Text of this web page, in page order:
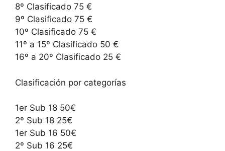
8º Clasificado 75 €
9º Clasificado 75 €
10º Clasificado 75 €
11º a 15º Clasificado 50 €
16º a 20º Clasificado 25 €
Clasificación por categorías
1er Sub 18 50€
2º Sub 18 25€
1er Sub 16 50€
2º Sub 16 25€